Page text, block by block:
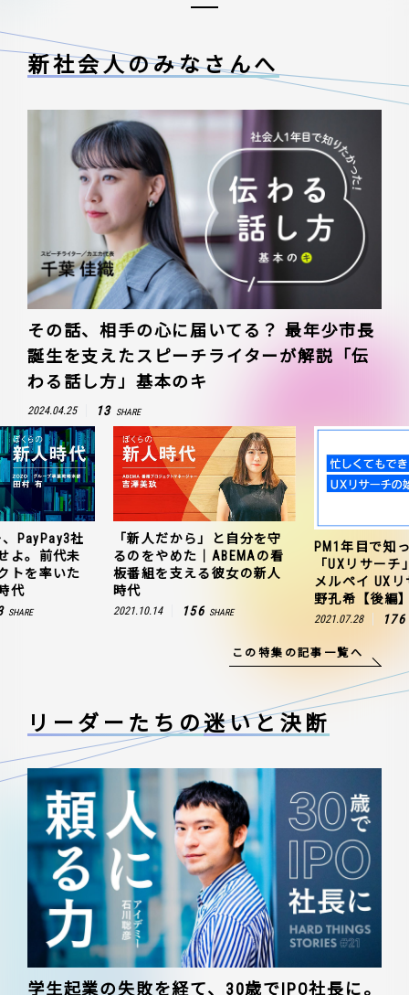
新社会人のみなさんへ
その話、相手の心に届いてる？ 最年少市長
誕生を支えたスピーチライターが解説「伝
わる話し方」基本のキ
2024.04.25 13 SHARE
PayPay3社
よ。前代未
トを率いた
代
SHARE
「新人だから」と自分を守
るのをやめた｜ABEMAの看
板番組を支える彼女の新人
時代
2021.10.14 156 SHARE
PM1年目で知
「UXリサー
メルペイ UX
野孔希【後編
2021.07.28 176
この特集の記事一覧へ
リーダーたちの迷いと決断
学生起業の失敗を経て、30歳でIPO社長に。